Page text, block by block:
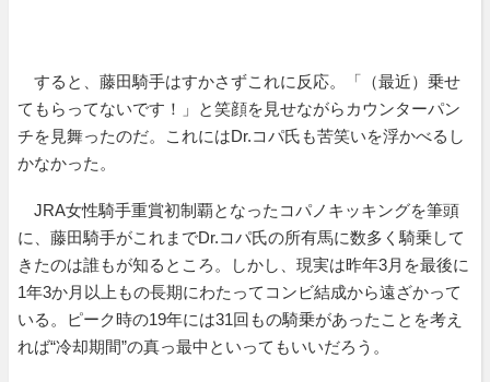
すると、藤田騎手はすかさずこれに反応。「（最近）乗せ
てもらってないです！」と笑顔を見せながらカウンターパン
チを見舞ったのだ。これにはDr.コパ氏も苦笑いを浮かべるし
かなかった。
JRA女性騎手重賞初制覇となったコパノキッキングを筆頭
に、藤田騎手がこれまでDr.コパ氏の所有馬に数多く騎乗して
きたのは誰もが知るところ。しかし、現実は昨年3月を最後に
1年3か月以上もの長期にわたってコンビ結成から遠ざかって
いる。ピーク時の19年には31回もの騎乗があったことを考え
れば“冷却期間”の真っ最中といってもいいだろう。